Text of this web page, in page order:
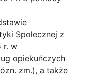
Społecznej z
r. w
opiekuńczych
zm.), a także